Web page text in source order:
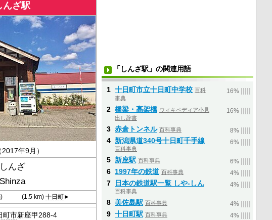
んざ駅
年9月）
しんざ
Shinza
(1.5 km) 十日町►
町市新座甲288-4
「しんざ駅」の関連用語
1 十日町市立十日町中学校 百科
事典
16%
2 橋梁・高架橋 ウィキペディア小見
出し辞書
16%
3 赤倉トンネル 百科事典 8%
4 新潟県道340号十日町千手線
百科事典
6%
5 新座駅 百科事典 6%
6 1997年の鉄道 百科事典 4%
7 日本の鉄道駅一覧 しや-しん
百科事典
4%
8 美佐島駅 百科事典 4%
9 十日町駅 百科事典 4%